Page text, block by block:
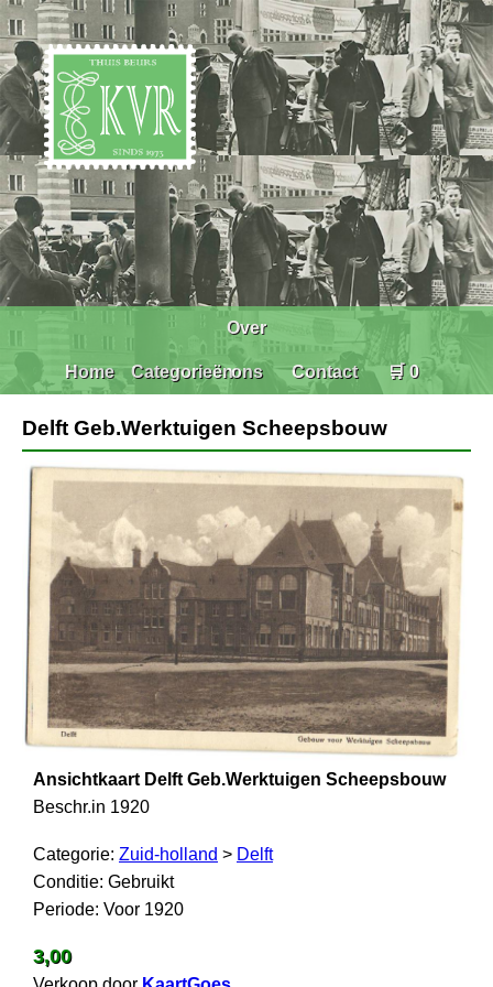
Home Categorieën
Over
ons Contact 🛒 0
Delft Geb.Werktuigen Scheepsbouw
Ansichtkaart Delft Geb.Werktuigen Scheepsbouw
Beschr.in 1920
Categorie: Zuid-holland > Delft
Conditie: Gebruikt
Periode: Voor 1920
3,00